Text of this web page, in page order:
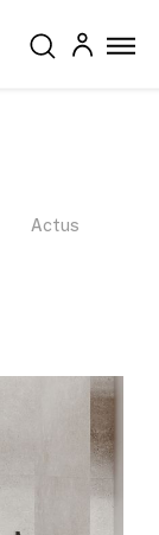
Actus